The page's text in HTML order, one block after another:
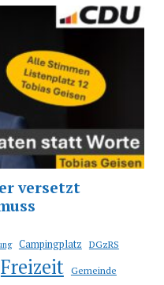
Campingplatz DGzRS
Freizeit Gemeinde